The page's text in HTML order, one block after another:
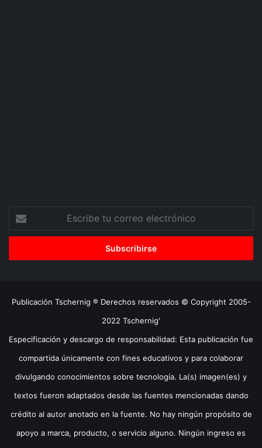
correo
Publicación Tschernig ® Derechos reservados © Copyright 2005-
2022 Tschernig'
Especificación y descargo de responsabilidad: Esta publicación fue
compartida únicamente con fines educativos y para colaborar
divulgando conocimientos sobre tecnología. La(s) imagen(es) y
textos fueron adaptados desde las fuentes mencionadas dando
crédito al autor anotado en la fuente. No hay ningún propósito de
apoyo a marca, producto, o servicio alguno. Ningún ingreso es